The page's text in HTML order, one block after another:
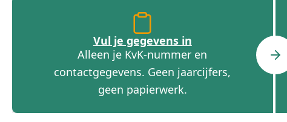
Vul je gegevens in
Alleen je KvK-nummer en
contactgegevens. Geen jaarcijfers,
geen papierwerk.